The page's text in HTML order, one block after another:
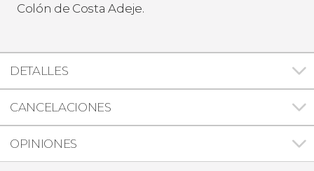
Colón de Costa Adeje.
DETALLES
CANCELACIONES
OPINIONES